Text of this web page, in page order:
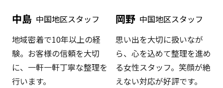
中島 中国地区スタッフ
地域密着で10年以上の経
験。お客様の信頼を大切
に、一軒一軒丁寧な整理を
行います。
岡野 中国地区スタッフ
思い出を大切に扱いなが
ら、心を込めて整理を進め
る女性スタッフ。笑顔が絶
えない対応が好評です。